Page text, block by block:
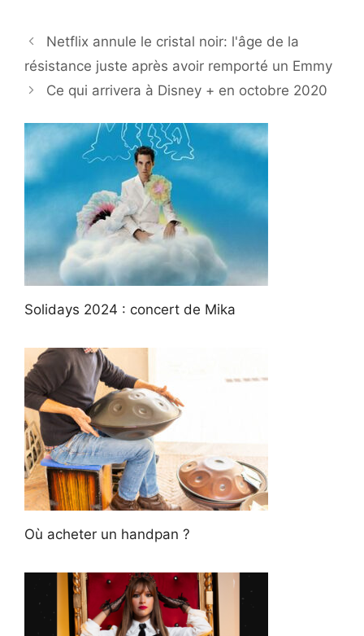
Netflix annule le cristal noir: l'âge de la
résistance juste après avoir remporté un Emmy
Ce qui arrivera à Disney + en octobre 2020
Solidays 2024 : concert de Mika
Où acheter un handpan ?